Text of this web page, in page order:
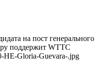
на пост генерального
поддержит WTTC